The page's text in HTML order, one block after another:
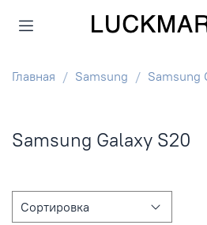
Главная Samsung Samsung
Samsung Galaxy S20